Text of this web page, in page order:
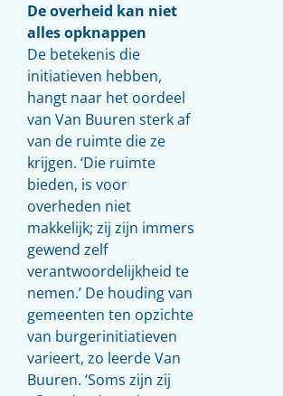
De overheid kan niet
alles opknappen
De betekenis die
initiatieven hebben,
hangt naar het oordeel
van Van Buuren sterk af
van de ruimte die ze
krijgen. ‘Die ruimte
bieden, is voor
overheden niet
makkelijk; zij zijn immers
gewend zelf
verantwoordelijkheid te
nemen.’ De houding van
gemeenten ten opzichte
van burgerinitiatieven
varieert, zo leerde Van
Buuren. ‘Soms zijn zij